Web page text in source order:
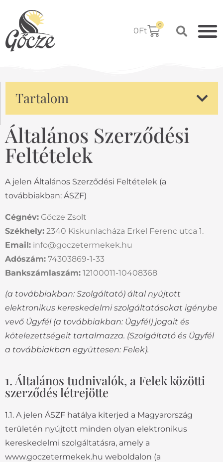
0Ft
0
Általános Szerződési
Feltételek
A jelen Általános Szerződési Feltételek (a
továbbiakban: ÁSZF)
Cégnév: Gőcze Zsolt
Székhely: 2340 Kiskunlacháza Erkel Ferenc utca 1.
Email: info@goczetermekek.hu
Adószám: 74303869-1-33
Bankszámlaszám: 12100011-10408368
(a továbbiakban: Szolgáltató) által nyújtott
elektronikus kereskedelmi szolgáltatásokat igénybe
vevő Ügyfél (a továbbiakban: Ügyfél) jogait és
kötelezettségeit tartalmazza. (Szolgáltató és Ügyfél
a továbbiakban együttesen: Felek).
1. Általános tudnivalók, a Felek közötti
szerződés létrejötte
1.1. A jelen ÁSZF hatálya kiterjed a Magyarország
területén nyújtott minden olyan elektronikus
kereskedelmi szolgáltatásra, amely a
www.goczetermekek.hu weboldalon (a
Tartalom